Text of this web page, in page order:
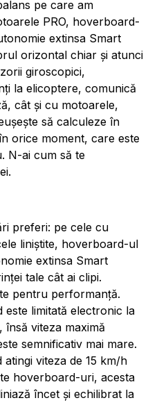
pe care am
PRO, hoverboard-
extinsa Smart
orizontal chiar și atunci
giroscopici,
la elicoptere, comunică
cât și cu motoarele,
să calculeze în
orice moment, care este
N-ai cum să te
preferi: pe cele cu
liniștite, hoverboard-ul
extinsa Smart
tale cât ai clipi.
pentru performanță.
limitată electronic la
însă viteza maximă
semnificativ mai mare.
viteza de 15 km/h
hoverboard-uri, acesta
încet și echilibrat la